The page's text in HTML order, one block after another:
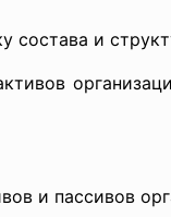
состава и
и пассивов